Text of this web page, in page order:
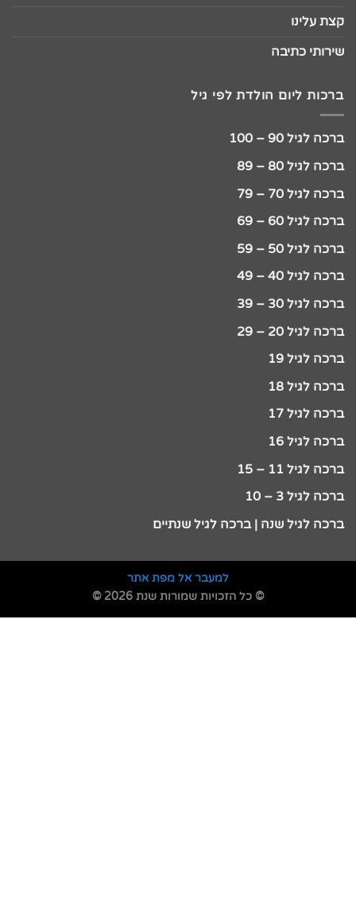
קצת עלינו
שירותי כתיבה
ברכות ליום הולדת לפי גיל
ברכה לגיל 90 – 100
ברכה לגיל 80 – 89
ברכה לגיל 70 – 79
ברכה לגיל 60 – 69
ברכה לגיל 50 – 59
ברכה לגיל 40 – 49
ברכה לגיל 30 – 39
ברכה לגיל 20 – 29
ברכה לגיל 19
ברכה לגיל 18
ברכה לגיל 17
ברכה לגיל 16
ברכה לגיל 11 – 15
ברכה לגיל 3 – 10
ברכה לגיל שנה | ברכה לגיל שנתיים
למעבר אל מפת אתר
© כל הזכויות שמורות שנת 2026 ©